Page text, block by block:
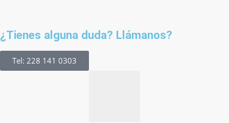
¿Tienes alguna duda? Llámanos?
Tel: 228 141 0303